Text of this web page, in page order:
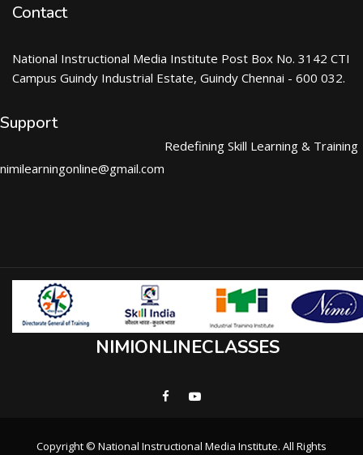
Contact
National Instructional Media Institute Post Box No. 3142 CTI
Campus Guindy Industrial Estate, Guindy Chennai - 600 032.
Support
nimilearningonline@gmail.com
Redefining Skill Learning & Training
NIMIONLINECLASSES
Copyright © National Instructional Media Institute. All Rights